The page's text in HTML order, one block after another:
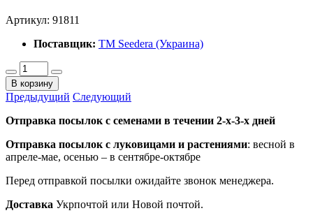
Артикул: 91811
Поставщик: ТМ Seedera (Украина)
В корзину
Предыдущий Следующий
Отправка посылок с семенами в течении 2-х-3-х дней
Отправка посылок с луковицами и растениями: весной в
апреле-мае, осенью – в сентябре-октябре
Перед отправкой посылки ожидайте звонок менеджера.
Доставка Укрпочтой или Новой почтой.